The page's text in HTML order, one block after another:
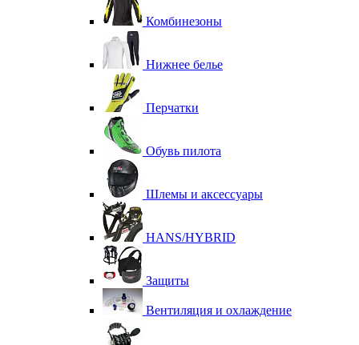
Комбинезоны
Нижнее белье
Перчатки
Обувь пилота
Шлемы и аксессуары
HANS/HYBRID
Защиты
Вентиляция и охлаждение